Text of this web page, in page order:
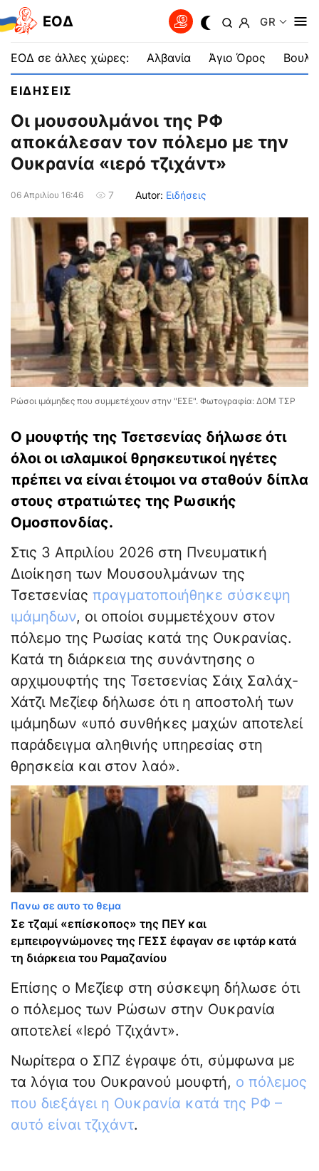
EOΔ GR
ΕΟΔ σε άλλες χώρες: Αλβανία Άγιο Όρος
ΕΙΔΗΣΕΙΣ
Οι μουσουλμάνοι της ΡΦ
αποκάλεσαν τον πόλεμο με την
Ουκρανία «ιερό τζιχάντ»
06 Απριλίου 16:46 7 Autor: Ειδήσεις
Ρώσοι ιμάμηδες που συμμετέχουν στην "ΕΣΕ". Φωτογραφία: ΔΟΜ ΤΣΡ
Ο μουφτής της Τσετσενίας δήλωσε ότι
όλοι οι ισλαμικοί θρησκευτικοί ηγέτες
πρέπει να είναι έτοιμοι να σταθούν δίπλα
στους στρατιώτες της Ρωσικής
Ομοσπονδίας.
Στις 3 Απριλίου 2026 στη Πνευματική
Διοίκηση των Μουσουλμάνων της
Τσετσενίας πραγματοποιήθηκε σύσκεψη
ιμάμηδων, οι οποίοι συμμετέχουν στον
πόλεμο της Ρωσίας κατά της Ουκρανίας.
Κατά τη διάρκεια της συνάντησης ο
αρχιμουφτής της Τσετσενίας Σάιχ Σαλάχ-
Χάτζι Μεζίεφ δήλωσε ότι η αποστολή των
ιμάμηδων «υπό συνθήκες μαχών αποτελεί
παράδειγμα αληθινής υπηρεσίας στη
θρησκεία και στον λαό».
Πανω σε αυτο το θεμα
Σε τζαμί «επίσκοπος» της ΠΕΥ και
εμπειρογνώμονες της ΓΕΣΣ έφαγαν σε ιφτάρ κατά
τη διάρκεια του Ραμαζανίου
Επίσης ο Μεζίεφ στη σύσκεψη δήλωσε ότι
ο πόλεμος των Ρώσων στην Ουκρανία
αποτελεί «Ιερό Τζιχάντ».
Νωρίτερα ο ΣΠΖ έγραψε ότι, σύμφωνα με
τα λόγια του Ουκρανού μουφτή, ο πόλεμος
που διεξάγει η Ουκρανία κατά της ΡΦ –
αυτό είναι τζιχάντ.